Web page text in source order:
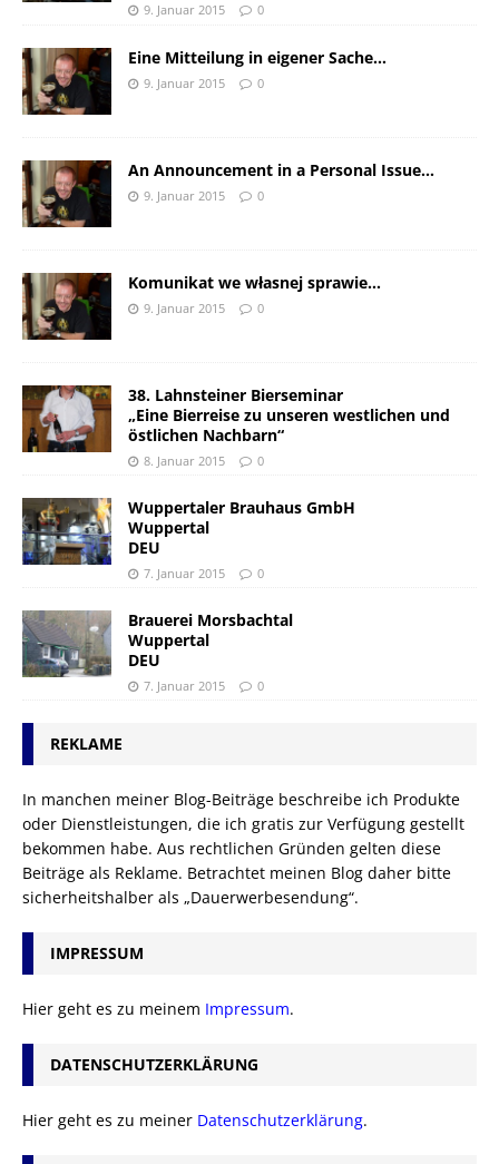
9. Januar 2015 0
Eine Mitteilung in eigener Sache…
9. Januar 2015 0
An Announcement in a Personal Issue…
9. Januar 2015 0
Komunikat we własnej sprawie…
9. Januar 2015 0
38. Lahnsteiner Bierseminar
„Eine Bierreise zu unseren westlichen und
östlichen Nachbarn“
8. Januar 2015 0
Wuppertaler Brauhaus GmbH
Wuppertal
DEU
7. Januar 2015 0
Brauerei Morsbachtal
Wuppertal
DEU
7. Januar 2015 0
REKLAME
In manchen meiner Blog-Beiträge beschreibe ich Produkte
oder Dienstleistungen, die ich gratis zur Verfügung gestellt
bekommen habe. Aus rechtlichen Gründen gelten diese
Beiträge als Reklame. Betrachtet meinen Blog daher bitte
sicherheitshalber als „Dauerwerbesendung“.
IMPRESSUM
Hier geht es zu meinem Impressum.
DATENSCHUTZERKLÄRUNG
Hier geht es zu meiner Datenschutzerklärung.